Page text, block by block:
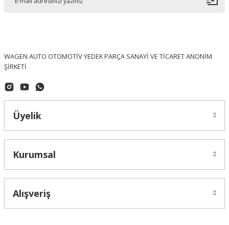
WAGEN AUTO OTOMOTİV YEDEK PARÇA SANAYİ VE TİCARET ANONİM
ŞİRKETİ
Üyelik
Kurumsal
Alışveriş